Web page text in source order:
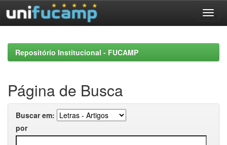
navigationRepositório Institucional - FUCAMP
Página de Busca
Buscar em:
por